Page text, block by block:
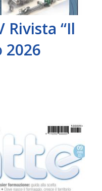
Rivista “Il
2026